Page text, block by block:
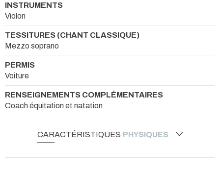
INSTRUMENTS
Violon
TESSITURES (CHANT CLASSIQUE)
Mezzo soprano
PERMIS
Voiture
RENSEIGNEMENTS COMPLÉMENTAIRES
Coach équitation et natation
CARACTÉRISTIQUES PHYSIQUES